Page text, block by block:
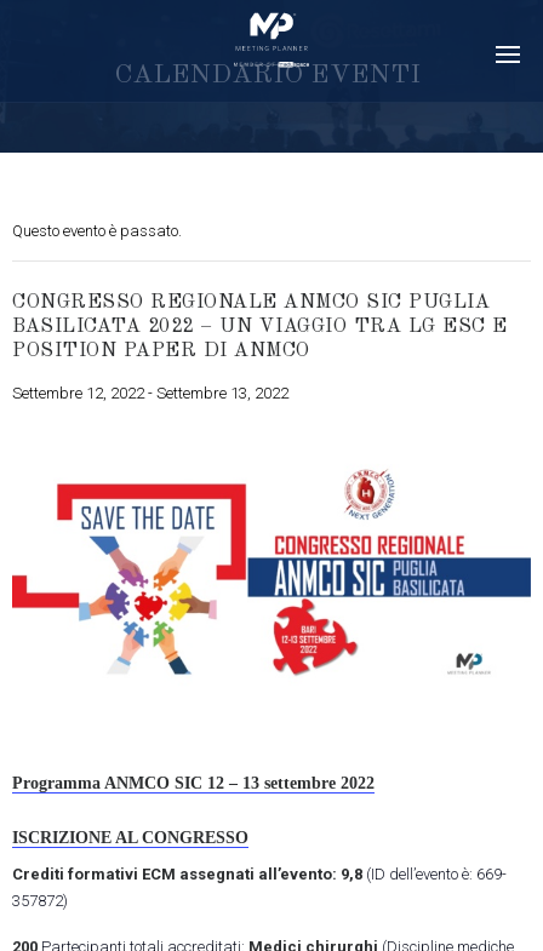
CALEN DARIO E VEN TI
Questo evento è passato.
CONGRESSO REGIONALE ANMCO SIC PUGLIA
BASILICATA 2022 – UN VIAGGIO TRA LG ESC E
POSITION PAPER DI ANMCO
Settembre 12, 2022- Settembre 13, 2022
Programma ANMCO SIC 12 – 13 settembre 2022
ISCRIZIONE AL CONGRESSO
Crediti formativi ECM assegnati all’evento: 9,8 (ID dell’evento è: 669-
357872)
200 Partecipanti totali accreditati: Medici chirurghi (Discipline mediche